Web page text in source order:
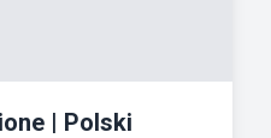
| Polski